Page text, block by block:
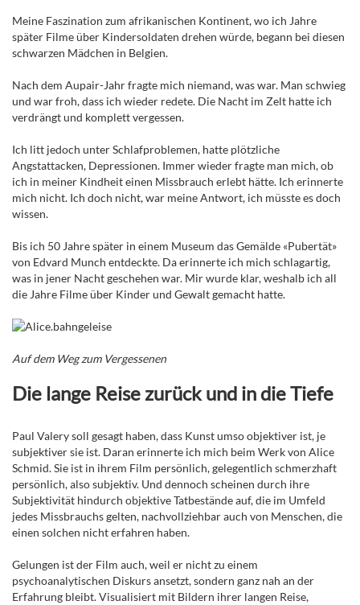
Meine Faszination zum afrikanischen Kontinent, wo ich Jahre
später Filme über Kindersoldaten drehen würde, begann bei diesen
schwarzen Mädchen in Belgien.
Nach dem Aupair-Jahr fragte mich niemand, was war. Man schwieg
und war froh, dass ich wieder redete. Die Nacht im Zelt hatte ich
verdrängt und komplett vergessen.
Ich litt jedoch unter Schlafproblemen, hatte plötzliche
Angstattacken, Depressionen. Immer wieder fragte man mich, ob
ich in meiner Kindheit einen Missbrauch erlebt hätte. Ich erinnerte
mich nicht. Ich doch nicht, war meine Antwort, ich müsste es doch
wissen.
Bis ich 50 Jahre später in einem Museum das Gemälde «Pubertät»
von Edvard Munch entdeckte. Da erinnerte ich mich schlagartig,
was in jener Nacht geschehen war. Mir wurde klar, weshalb ich all
die Jahre Filme über Kinder und Gewalt gemacht hatte.
Auf dem Weg zum Vergessenen
Die lange Reise zurück und in die Tiefe
Paul Valery soll gesagt haben, dass Kunst umso objektiver ist, je
subjektiver sie ist. Daran erinnerte ich mich beim Werk von Alice
Schmid. Sie ist in ihrem Film persönlich, gelegentlich schmerzhaft
persönlich, also subjektiv. Und dennoch scheinen durch ihre
Subjektivität hindurch objektive Tatbestände auf, die im Umfeld
jedes Missbrauchs gelten, nachvollziehbar auch von Menschen, die
einen solchen nicht erfahren haben.
Gelungen ist der Film auch, weil er nicht zu einem
psychoanalytischen Diskurs ansetzt, sondern ganz nah an der
Erfahrung bleibt. Visualisiert mit Bildern ihrer langen Reise,